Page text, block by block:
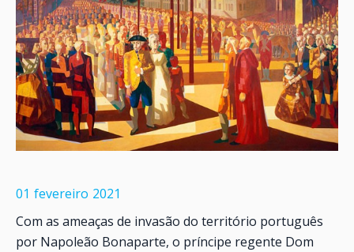
01 fevereiro 2021
Com as ameaças de invasão do território português
por Napoleão Bonaparte, o príncipe regente Dom